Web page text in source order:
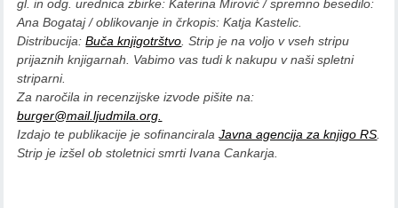
gl. in odg. urednica zbirke: Katerina Mirović / spremno besedilo:
Ana Bogataj / oblikovanje in črkopis: Katja Kastelic.
Distribucija:Buča knjigotrštvo . Strip je na voljo v vseh stripu
prijaznih knjigarnah. Vabimo vas tudi k nakupu v naši spletni
striparni.
Za naročila in recenzijske izvode pišite na:
burger@mail.ljudmila.org.
Izdajo te publikacije je sofinanciralaJavna agencija za knjigo RS
Strip je izšel ob stoletnici smrti Ivana Cankarja.